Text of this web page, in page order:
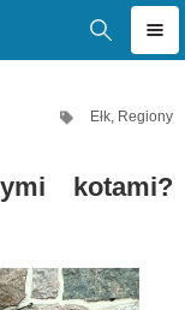
Ełk, Regiony
kotami?